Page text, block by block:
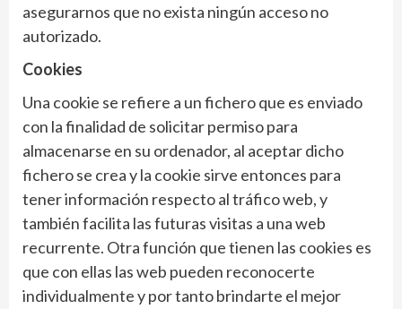
asegurarnos que no exista ningún acceso no
autorizado.
Cookies
Una cookie se refiere a un fichero que es enviado
con la finalidad de solicitar permiso para
almacenarse en su ordenador, al aceptar dicho
fichero se crea y la cookie sirve entonces para
tener información respecto al tráfico web, y
también facilita las futuras visitas a una web
recurrente. Otra función que tienen las cookies es
que con ellas las web pueden reconocerte
individualmente y por tanto brindarte el mejor